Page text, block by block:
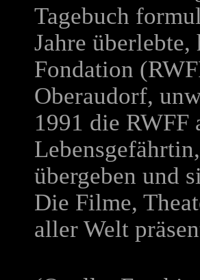
Tagebuch
Jahre
Fondation
Oberaudorf,
1991 die RWFF
übergeben und
Die Filme,
aller Welt